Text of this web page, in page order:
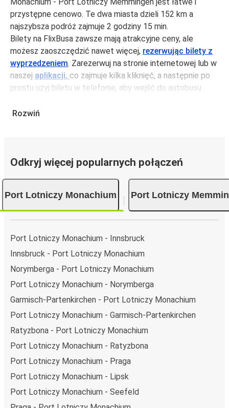
przystępne cenowo. Te dwa miasta dzieli 152 km a
najszybsza podróż zajmuje 2 godziny 15 min.
Bilety na FlixBusa zawsze mają atrakcyjne ceny, ale
możesz zaoszczędzić nawet więcej, rezerwując bilety z
wyprzedzeniem. Zarezerwuj na stronie internetowej lub w
naszej aplikacji, co zajmuje kilka kliknięć, a następnie po
prostu użyj biletu w telefonie, aby wejść do autobusu.
Memmingen kosztują średnio 61,99 zł, ale możesz kupić
zmniejszanie śladu węglowego, podróżuj z FlixBusem.
Podróż na trasie Port Lotniczy Monachium - Port
Lotniczy Memmingen
Trasa Port Lotniczy Monachium - Port Lotniczy
Memmingen jest łatwa i wygodna z FlixBusem.
i może zająćjedynie 2 godziny 15 min
niż podróż samochodem czy samolotem. Stale pracujemy
nad tym, by jeszcze bardziej zmniejszać ślad węglowy,
stosując wysokie standardy środowiskowe w całej naszej
flocie autobusów, wykorzystując alternatywne
pasażerom możliwość zrekompensowania emisji
dwutlenku węgla przy zakupie biletu.
Średni koszt podróży autobusem na trasie Port Lotniczy
Monachium - Port Lotniczy Memmingen to
innych środków transportu.
Podróż z: Port Lotniczy Monachium
Rozwiń
Odkryj więcej popularnych połączeń
Port Lotniczy Monachium Port Lotniczy
Port Lotniczy Monachium - Innsbruck
Innsbruck - Port Lotniczy Monachium
Norymberga - Port Lotniczy Monachium
Port Lotniczy Monachium - Norymberga
Garmisch-Partenkirchen - Port Lotniczy Monachium
Port Lotniczy Monachium - Garmisch-Partenkirchen
Ratyzbona - Port Lotniczy Monachium
Port Lotniczy Monachium - Ratyzbona
Port Lotniczy Monachium - Praga
Port Lotniczy Monachium - Lipsk
Port Lotniczy Monachium - Seefeld